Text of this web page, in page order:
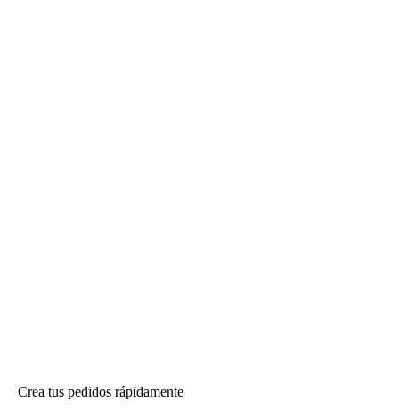
Crea tus pedidos rápidamente